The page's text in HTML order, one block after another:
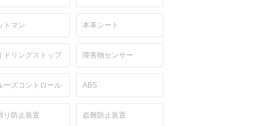
トマン 本革シート
ドリングストップ 障害物センサー
ーズコントロール ABS
り防止装置 盗難防止装置